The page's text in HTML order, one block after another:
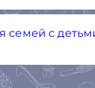
семей с